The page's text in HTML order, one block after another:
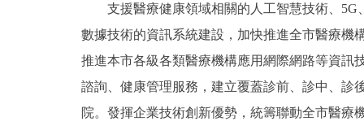
支援醫療健康領域相關的人工智慧技術、5G
數據技術的資訊系統建設，加快推進全市醫療機
推進本市各級各類醫療機構應用網際網路等資訊
諮詢、健康管理服務，建立覆蓋診前、診中、診
院。發揮企業技術創新優勢，統籌聯動全市醫療